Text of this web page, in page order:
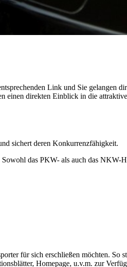
Link und Sie gelangen
einen direkten Einblick in die
sichert deren Konkurrenzfähigkeit.
das PKW- als auch das NKW-
für sich erschließen möchten. So
Homepage, u.v.m. zur